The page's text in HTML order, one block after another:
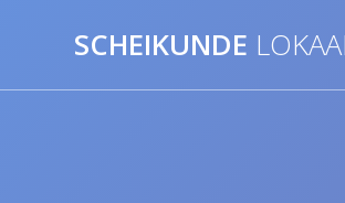
inhoud
SCHEIKUNDE